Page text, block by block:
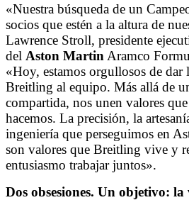
«Nuestra búsqueda de un
socios que estén a la altura de
Lawrence Stroll, presidente
del Aston Martin Aramco
«Hoy, estamos orgullosos de dar
Breitling al equipo. Más allá de
compartida, nos unen valores
hacemos. La precisión, la
ingeniería que perseguimos en
son valores que Breitling vive y
entusiasmo trabajar juntos».
Dos obsesiones. Un objetivo: la